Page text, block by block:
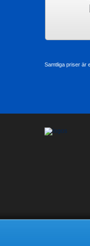
Samtliga priser är